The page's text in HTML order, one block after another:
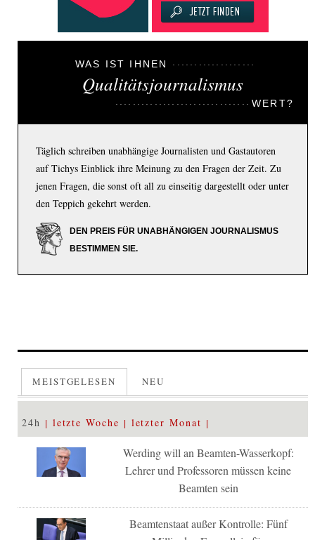
WAS IST IHNEN
Qualitätsjournalismus
WERT?
Täglich schreiben unabhängige Journalisten und Gastautoren
auf Tichys Einblick ihre Meinung zu den Fragen der Zeit. Zu
jenen Fragen, die sonst oft all zu einseitig dargestellt oder unter
den Teppich gekehrt werden.
DEN PREIS FÜR UNABHÄNGIGEN JOURNALISMUS
BESTIMMEN SIE.
MEISTGELESEN NEU
24h letzte Woche letzter Monat
Werding will an Beamten-Wasserkopf:
Lehrer und Professoren müssen keine
Beamten sein
Beamtenstaat außer Kontrolle: Fünf